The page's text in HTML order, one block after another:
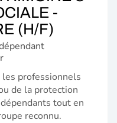
-
(H/F)
professionnels
de la protection
tout en
reconnu.